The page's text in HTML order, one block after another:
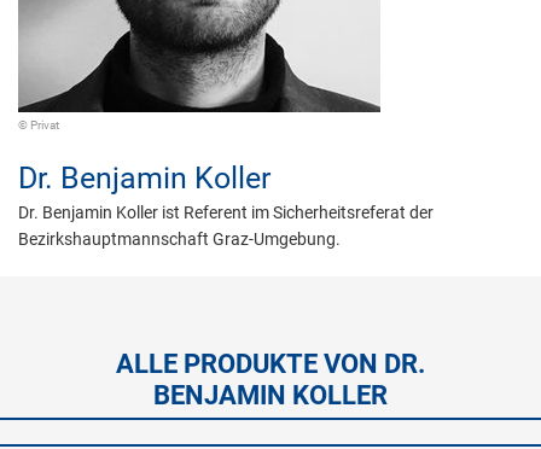
© Privat
Dr. Benjamin Koller
Dr. Benjamin Koller ist Referent im Sicherheitsreferat der
Bezirkshauptmannschaft Graz-Umgebung.
ALLE PRODUKTE VON DR.
BENJAMIN KOLLER